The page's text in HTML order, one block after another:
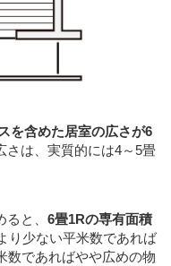
を含めた居室の広さが6
さは、実質的には4～5畳
と、 6畳1Rの専有面積
り少ない平米数であれば
数であればやや広めの物